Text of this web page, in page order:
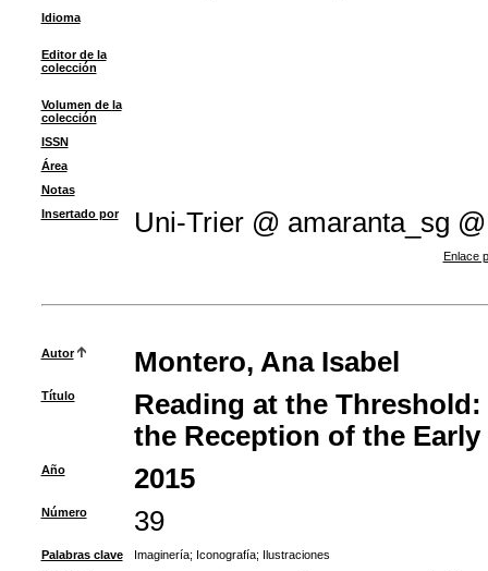
Idioma
Editor de la
colección
Volumen de la
colección
ISSN
Área
Notas
Insertado por
Uni-Trier @ amaranta_sg @
Enlace
Autor Montero, Ana Isabel
Título
Reading at the
the Reception of the
Año 2015
Número 39
Palabras clave Imaginería; Iconografía; Ilustraciones